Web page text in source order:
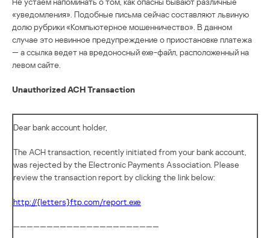
«уведомления». Подобные письма сейчас составляют львиную
долю рубрики «Компьютерное мошенничество». В данном
случае это невинное предупреждение о приостановке платежа
— а ссылка ведет на вредоносный exe-файл, расположенный на
левом сайте.
Unauthorized ACH Transaction
Dear bank account holder,
The ACH transaction, recently initiated from your bank account,
was rejected by the Electronic Payments Association. Please
review the transaction report by clicking the link below:
http://{letters}ftp.com/report.exe
——————————————————————